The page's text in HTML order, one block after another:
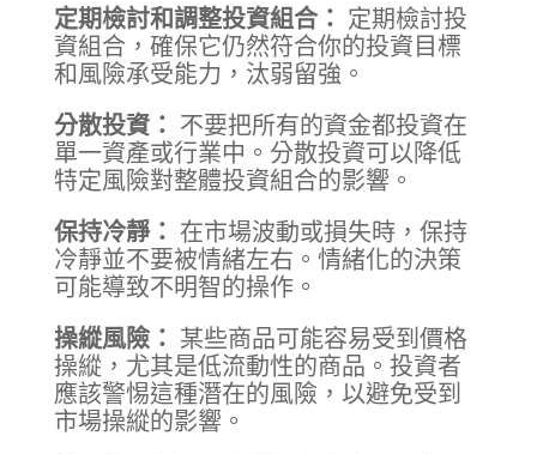
定期檢討和調整投資組合： 定期檢討投
資組合，確保它仍然符合你的投資目標
和風險承受能力，汰弱留強。
分散投資： 不要把所有的資金都投資在
單一資產或行業中。分散投資可以降低
特定風險對整體投資組合的影響。
保持冷靜： 在市場波動或損失時，保持
冷靜並不要被情緒左右。情緒化的決策
可能導致不明智的操作。
操縱風險： 某些商品可能容易受到價格
操縱，尤其是低流動性的商品。投資者
應該警惕這種潛在的風險，以避免受到
市場操縱的影響。